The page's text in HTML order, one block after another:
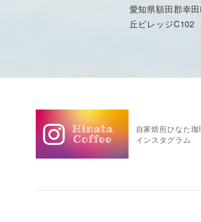
愛知県額田郡幸
丘ビレッジC102
自家焙煎ひなた珈
インスタグラム